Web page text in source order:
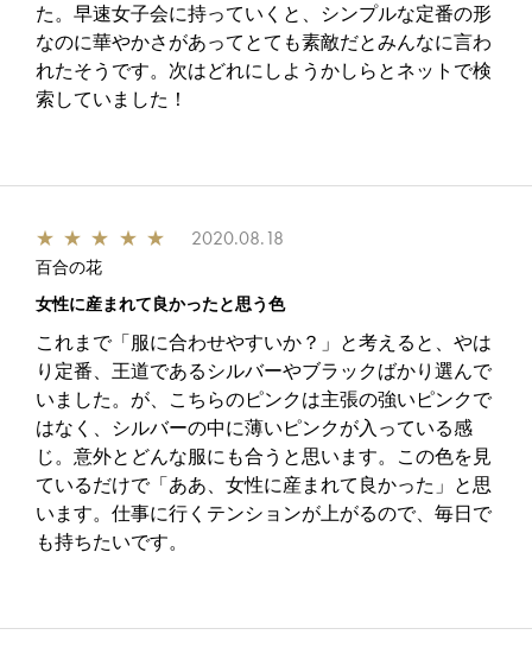
た。早速女子会に持っていくと、シンプルな定番の形
なのに華やかさがあってとても素敵だとみんなに言わ
れたそうです。次はどれにしようかしらとネットで検
索していました！
★ ★ ★ ★ ★ 2020.08.18
百合の花
女性に産まれて良かったと思う色
これまで「服に合わせやすいか？」と考えると、やは
り定番、王道であるシルバーやブラックばかり選んで
いました。が、こちらのピンクは主張の強いピンクで
はなく、シルバーの中に薄いピンクが入っている感
じ。意外とどんな服にも合うと思います。この色を見
ているだけで「ああ、女性に産まれて良かった」と思
います。仕事に行くテンションが上がるので、毎日で
も持ちたいです。